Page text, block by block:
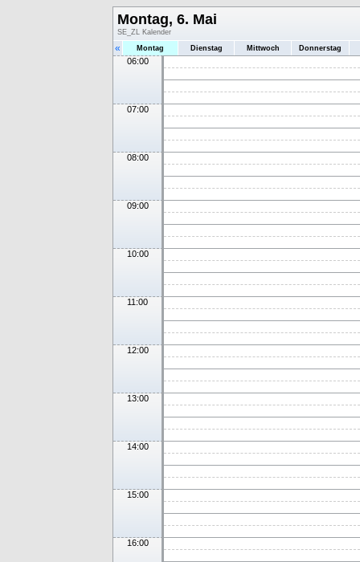
Montag, 6. Mai
SE_ZL Kalender
« Montag Dienstag Mittwoch Donnerstag
06:00
07:00
08:00
09:00
10:00
11:00
12:00
13:00
14:00
15:00
16:00